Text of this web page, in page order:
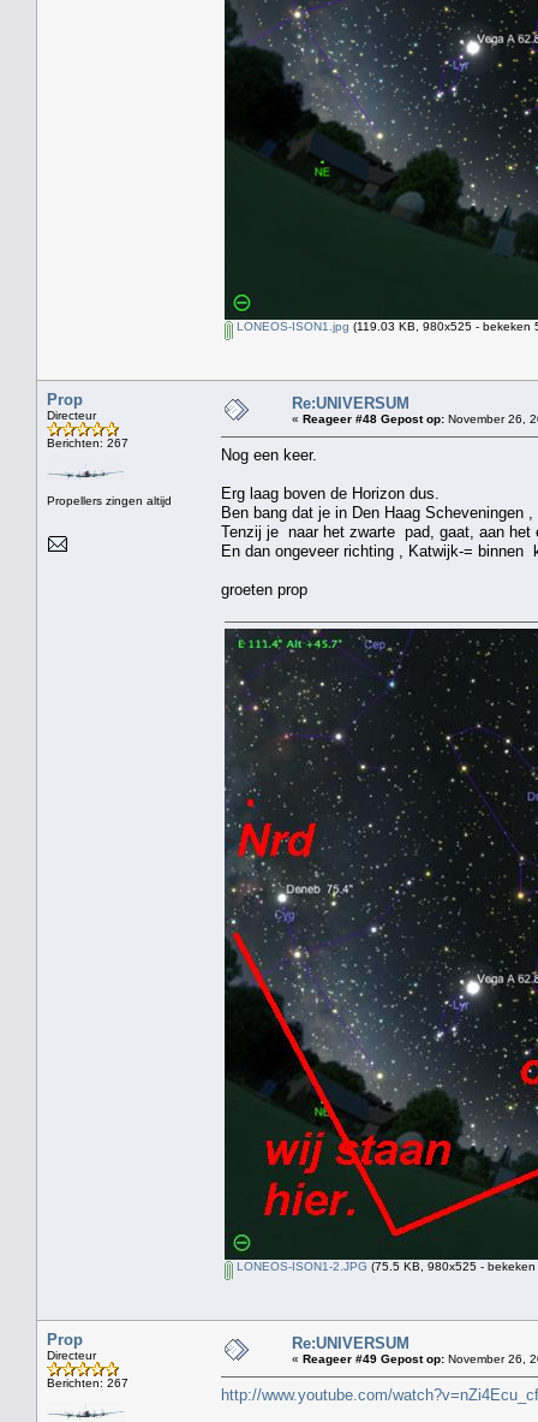
LONEOS-ISON1.jpg (119.03 KB, 980x525 - bekeken
Prop
Directeur
Berichten: 267
Propellers zingen altijd
Re:UNIVERSUM
« Reageer #48 Gepost op: November 26,
Nog een keer.
Erg laag boven de Horizon dus.
Ben bang dat je in Den Haag Scheveningen
Tenzij je naar het zwarte pad, gaat, aan het
En dan ongeveer richting , Katwijk-= binnen
groeten prop
LONEOS-ISON1-2.JPG (75.5 KB, 980x525 - bekeken
Prop
Directeur
Berichten: 267
Re:UNIVERSUM
« Reageer #49 Gepost op: November 26,
http://www.youtube.com/